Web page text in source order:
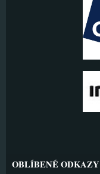
OBLÍBENÉ ODKAZY